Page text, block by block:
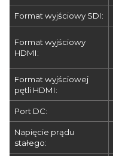
Format wyjściowy SDI:
Format wyjściowy
HDMI:
Format wyjściowej
pętli HDMI:
Port DC:
Napięcie prądu
stałego: